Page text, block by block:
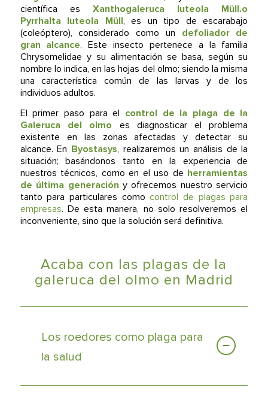
científica es Xanthogaleruca luteola Müll.o
Pyrrhalta luteola Müll, es un tipo de escarabajo
(coleóptero), considerado como un defoliador de
gran alcance. Este insecto pertenece a la familia
Chrysomelidae y su alimentación se basa, según su
nombre lo indica, en las hojas del olmo; siendo la misma
una característica común de las larvas y de los
individuos adultos.
El primer paso para el control de la plaga de la
Galeruca del olmo es diagnosticar el problema
existente en las zonas afectadas y detectar su
alcance. En Byostasys, realizaremos un análisis de la
situación; basándonos tanto en la experiencia de
nuestros técnicos, como en el uso de herramientas
de última generación y ofrecemos nuestro servicio
tanto para particulares comocontrol de plagas para
empresas. De esta manera, no solo resolveremos el
inconveniente, sino que la solución será definitiva.
Acaba con las plagas de la
galeruca del olmo en Madrid
Los roedores como plaga para
la salud